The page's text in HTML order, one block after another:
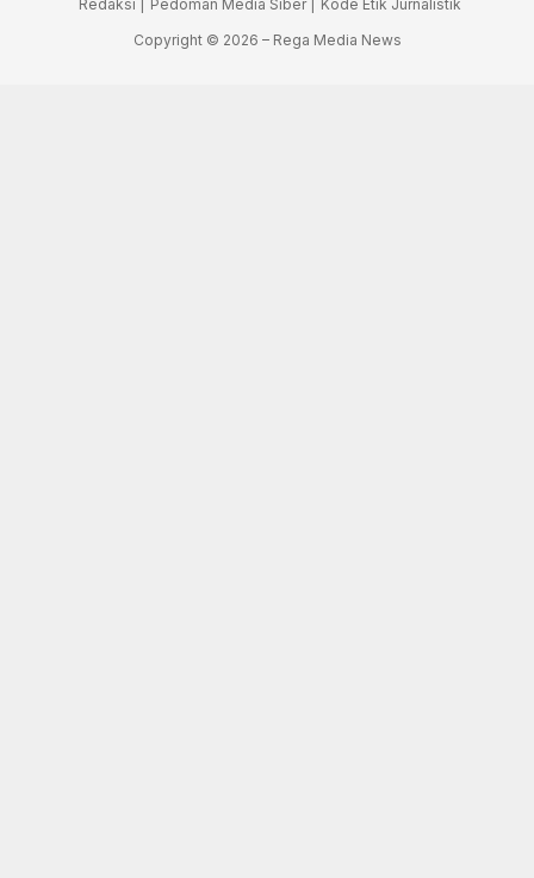
Redaksi | Pedoman Media Siber |
Kode Etik Jurnalistik
Copyright © 2026 – Rega Media News